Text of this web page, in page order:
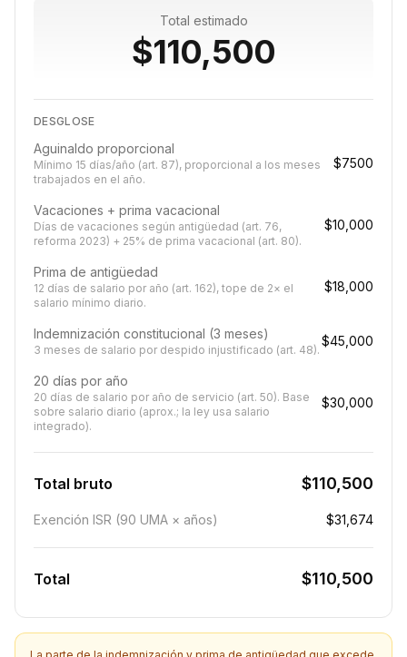
Total estimado
$110,500
DESGLOSE
Aguinaldo proporcional
Mínimo 15 días/año (art. 87), proporcional a los meses
trabajados en el año.
$7500
Vacaciones + prima vacacional
Días de vacaciones según antigüedad (art. 76,
reforma 2023) + 25% de prima vacacional (art. 80).
$10,000
Prima de antigüedad
12 días de salario por año (art. 162), tope de 2× el
salario mínimo diario.
$18,000
Indemnización constitucional (3 meses)
3 meses de salario por despido injustificado (art. 48).
$45,000
20 días por año
20 días de salario por año de servicio (art. 50). Base
sobre salario diario (aprox.; la ley usa salario
integrado).
$30,000
Total bruto $110,500
Exención ISR (90 UMA × años) $31,674
Total $110,500